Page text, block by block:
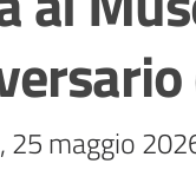
25 maggio